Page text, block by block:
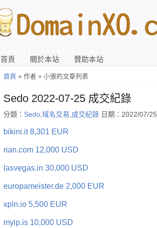
首頁 關於本站 贊助本站
首頁 » 作者 » 小張的文章列表
Sedo 2022-07-25 成交紀錄
分類： Sedo,域名交易,成交紀錄 日期：2022/07/25
bikini.it 8,301 EUR
rian.com 12,000 USD
lasvegas.in 30,000 USD
europameister.de 2,000 EUR
xpln.io 5,500 EUR
myip.is 10,000 USD